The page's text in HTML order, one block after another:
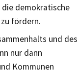
demokratische
fördern.
und des
nur dann
Kommunen